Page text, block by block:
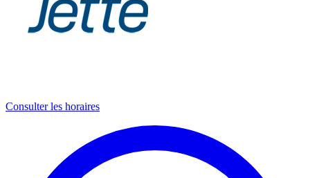
Consulter les horaires